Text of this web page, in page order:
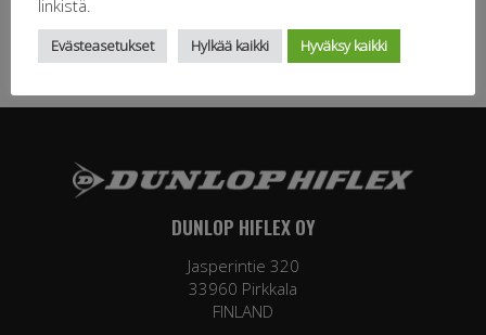
DUNLOP HIFLEX OY
Jasperintie 320
33960 Pirkkala
FINLAND
linkistä.
Evästeasetukset Hylkää kaikki Hyväksy kaikki